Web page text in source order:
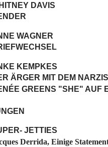
DAVIS
WAGNER
KEMPKES
ÄRGER MIT DEM
GREENS "SHE" AUF
JETTIES
Derrida, Einige